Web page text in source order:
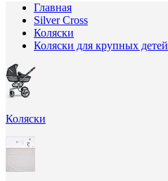
Главная
Silver Cross
Коляски
Коляски для крупных детей
Коляски